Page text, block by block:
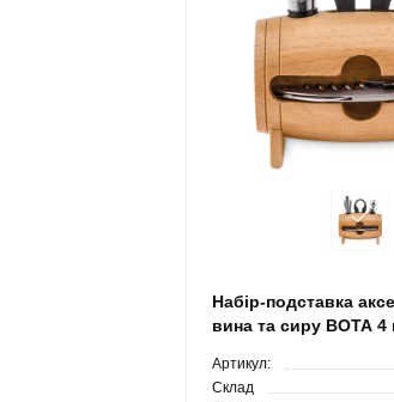
Набір-подставка
вина та сиру BOTA 4
Артикул:
Склад